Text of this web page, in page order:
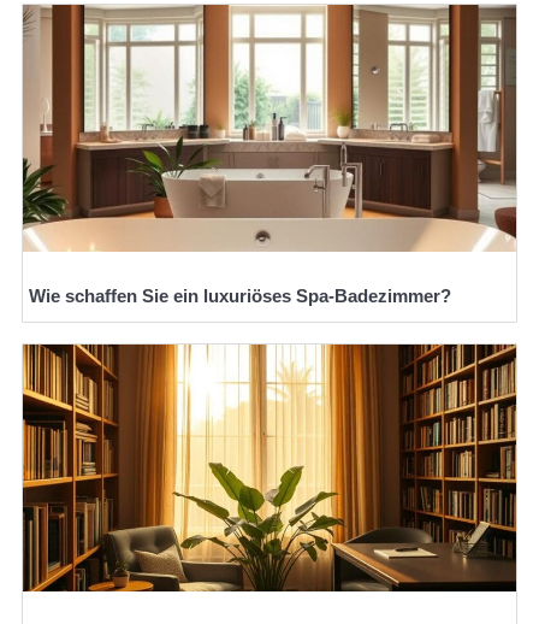
Wie schaffen Sie ein luxuriöses Spa-Badezimmer?